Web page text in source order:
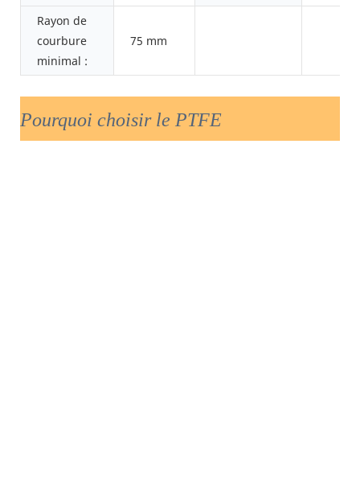
Rayon de
courbure
minimal :
75 mm
Pourquoi choisir le PTFE